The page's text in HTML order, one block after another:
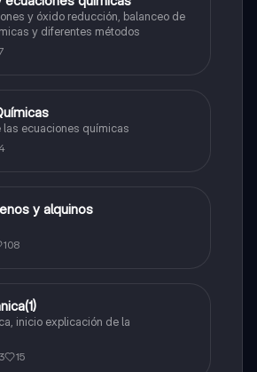
y óxido reducción, balanceo de
y diferentes métodos
las ecuaciones químicas
y alquinos
108
inicio explicación de la
15